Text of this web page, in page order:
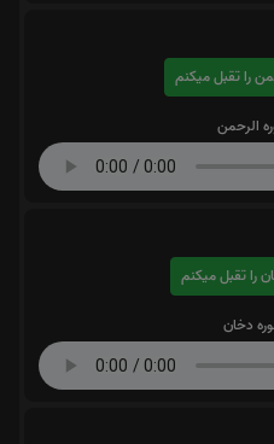
الرحمن
دخان